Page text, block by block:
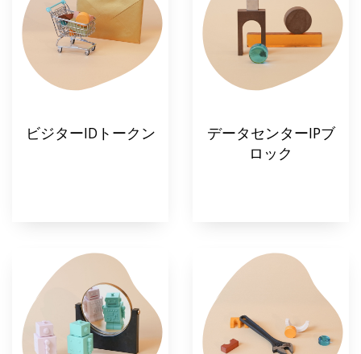
ビジターIDトークン
データセンターIPブ
ロック